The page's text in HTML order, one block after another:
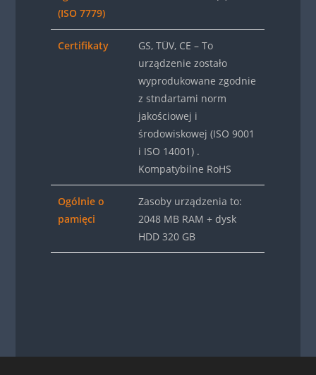
(ISO 7779)
Certifikaty
GS, TÜV, CE – To
urządzenie zostało
wyprodukowane zgodnie
z stndartami norm
jakościowej i
środowiskowej (ISO 9001
i ISO 14001) .
Kompatybilne RoHS
Ogólnie o
pamięci
Zasoby urządzenia to:
2048 MB RAM + dysk
HDD 320 GB